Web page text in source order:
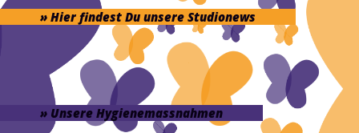
» Hier findest Du unsere Studionews
» Unsere Hygienemassnahmen